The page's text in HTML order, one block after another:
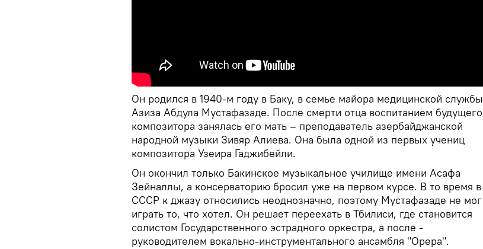
Он родился в 1940-м году в Баку, в семье майора медицинской службы
Азиза Абдула Мустафазаде. После смерти отца воспитанием будущего
композитора занялась его мать – преподаватель азербайджанской
народной музыки Зивяр Алиева. Она была одной из первых учениц
композитора Узеира Гаджибейли.
Он окончил только Бакинское музыкальное училище имени Асафа
Зейналлы, а консерваторию бросил уже на первом курсе. В то время в
СССР к джазу относились неоднозначно, поэтому Мустафазаде не мог
играть то, что хотел. Он решает переехать в Тбилиси, где становится
солистом Государственного эстрадного оркестра, а после -
руководителем вокально-инструментального ансамбля "Орера".